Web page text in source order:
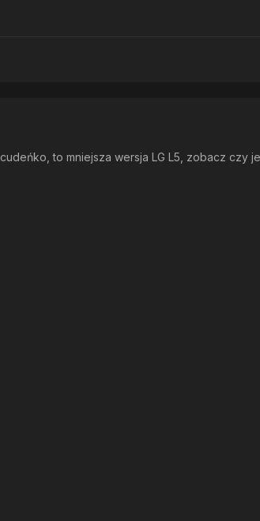
to mniejsza wersja LG L5, zobacz czy